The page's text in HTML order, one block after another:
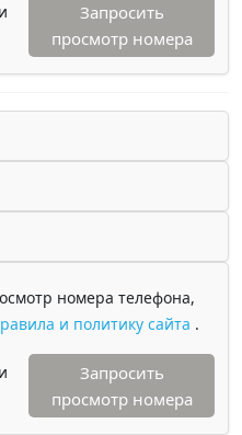
Запросить
просмотр номера
номера телефона,
и политику сайта .
Запросить
просмотр номера